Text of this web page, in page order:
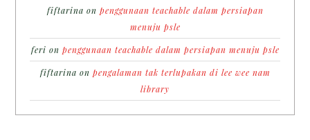
fiftarina on penggunaan teachable dalam persiapan
menuju psle
feri on penggunaan teachable dalam persiapan menuju psle
fiftarina on pengalaman tak terlupakan di lee wee nam
library